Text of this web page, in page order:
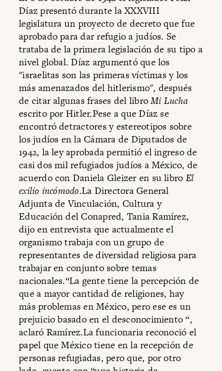
Díaz presentó durante la XXXVIII
legislatura un proyecto de decreto que fue
aprobado para dar refugio a judíos. Se
trataba de la primera legislación de su tipo a
nivel global. Díaz argumentó que los
"israelitas son las primeras víctimas y los
más amenazados del hitlerismo", después
de citar algunas frases del libroMi Lucha
escrito por Hitler.Pese a que Díaz se
encontró detractores y estereotipos sobre
los judíos en la Cámara de Diputados de
1942, la ley aprobada permitió el ingreso de
casi dos mil refugiados judíos a México, de
acuerdo con Daniela Gleizer en su libro El
exilio incómodo.La Directora General
Adjunta de Vinculación, Cultura y
Educación del Conapred, Tania Ramírez,
dijo en entrevista que actualmente el
organismo trabaja con un grupo de
representantes de diversidad religiosa para
trabajar en conjunto sobre temas
nacionales.“La gente tiene la percepción de
que a mayor cantidad de religiones, hay
más problemas en México, pero ese es un
prejuicio basado en el desconocimiento “,
aclaró Ramírez.La funcionaria reconoció el
papel que México tiene en la recepción de
personas refugiadas, pero que, por otro